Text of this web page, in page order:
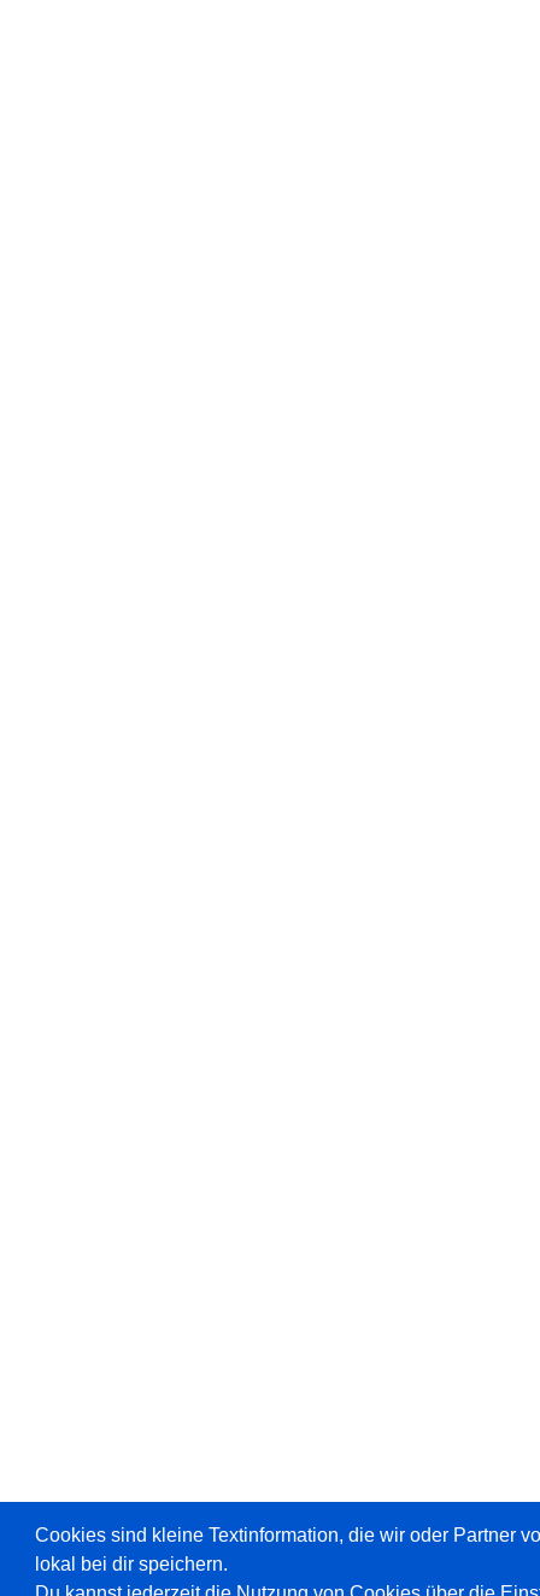
Cookies sind kleine Textinformation, die wir oder Partner
lokal bei dir speichern.